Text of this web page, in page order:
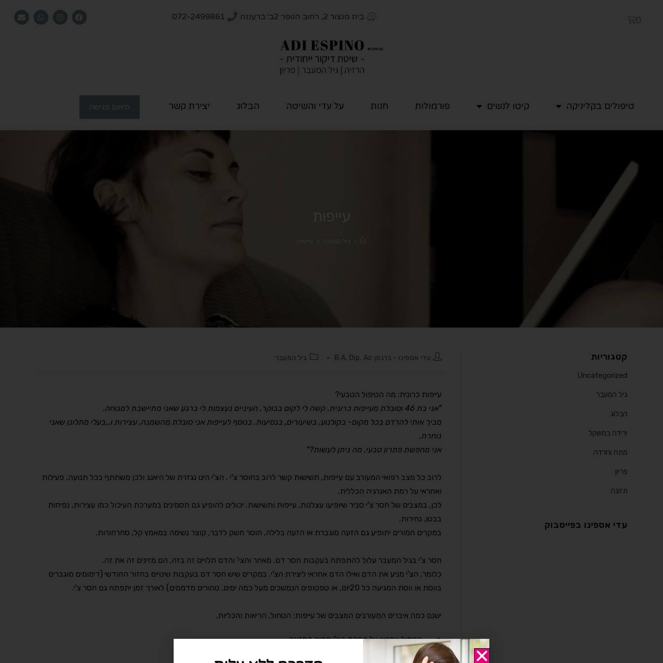
0 בית מנצור 2, רחוב הנופר 2ב׳ ברעננה 072-2499861
טיפולים בקליניקה קיטו לנשים פורמולות חנות על עדי והשיטה הבלוג יצירת קשר תיאום פגישה
עייפות
> גיל המעבר
עדי אספינו - ברגמן B.A, Dip. Ac גיל המעבר
עייפות כרונית: מה הטיפול הטבעי?
"אני בת 46 וסובלת מעייפות כרונית. קשה לי לקום בבוקר, העיניים נעצמות לי ברגע שאני מתיישבת למנוחה.
מביך אותי להרדם בכל מקום- בקולנוע, בשיעורים, בנסיעות. בנוסף לעייפות אני סובלת מהשמנה, עצירות ו…בעלי מתלונן שאני
נוחרת.
אני מחפשת פתרון טבעי, מה ניתן לעשות?"
לרוב כל מצב רפואי המעורב עם עייפות, תשישות קשר לרוב בחוסר צ'י . הצ'י הינו נגזרת של היאנג ולכן משתתף בכל תנועה, פעילות
ואחראי על רמת האנרגיה הכללית.
לכן, במצבים של חסר צ'י סביר שיופיעו עצלנות, עייפות ותשישות. יכולים להופיע גם תסמינים במערכת העיכול כמו עצירות, נפיחות
בבטן, נחירות.
במקרים חמורים יתופיע גם הזעה מוגברת או הזעה בלילה, חוסר חשק לדבר, קוצר נשימה במאמץ קל, סחרחורות.
חסר צ'י בגיל המעבר עלול להתפתח בעקבות חסר דם. מאחר והצי' והדם תלויים זה בזה, הם מזינים זה את זה.
כלומר, הצ'י מניע את הדם ואילו הדם אחראי ליצירת הצ'י. במקרים שיש חסר דם בעקבות שינויים בחזור החודשי (דימומים מוגברים
בווסת או ווסת המגיעה כל 20יום, או טפטופים הנמשכים מעל כמה ימים, טחורים מדממים) לאורך זמן יתפתח גם חסר צ'י.
ישנם כמה איברים המעורבים המצבים של עייפות: הטחול, הריאות והכליות.
הטחול אחראי על הפקת הצ'י מתוך התזונה
הריאות מפיקות צ'י מתוך האויר אותו אנו נושמים
קטגוריות
Uncategorized
גיל המעבר
הבלוג
ירידה במשקל
מתח וחרדה
פריון
תזונה
עדי אספינו בפייסבוק